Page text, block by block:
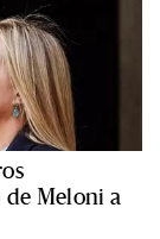
Meloni a